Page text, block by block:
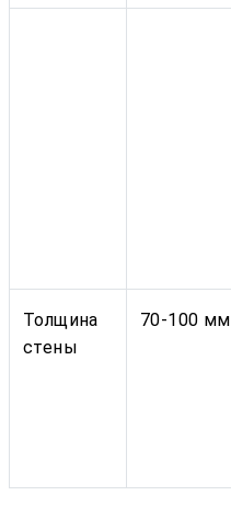
Толщина
стены
70-100 мм